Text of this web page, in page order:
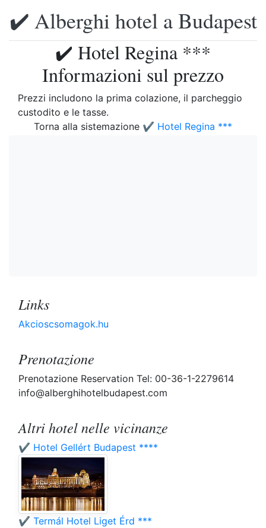
✔️ Alberghi hotel a Budapest
✔️ Hotel Regina ***
Informazioni sul prezzo
Prezzi includono la prima colazione, il parcheggio
custodito e le tasse.
Torna alla sistemazione ✔️ Hotel Regina ***
Links
Akcioscsomagok.hu
Prenotazione
Prenotazione Reservation Tel: 00-36-1-2279614
info@alberghihotelbudapest.com
Altri hotel nelle vicinanze
✔️ Hotel Gellért Budapest ****
✔️ Termál Hotel Liget Érd ***